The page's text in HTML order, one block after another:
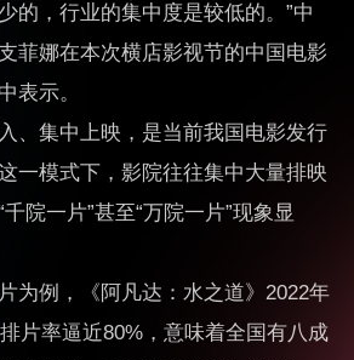
的，行业的集中度是较低的。”中
菲娜在本次横店影视节的中国电影
表示。
、集中上映，是当前我国电影发行
一模式下，影院往往集中大量排映
院一片”甚至“万院一片”现象显
为例，《阿凡达：水之道》2022年
片率逼近80%，意味着全国有八成